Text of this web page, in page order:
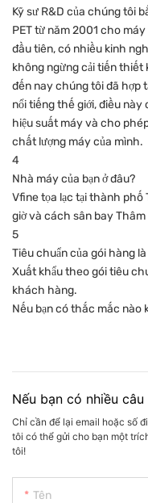
Kỹ sư R&D của chúng tôi
PET từ năm 2001 cho
đầu tiên, có nhiều kinh
không ngừng cải tiến
đến nay chúng tôi đã hợp
nổi tiếng thế giới, điều
hiệu suất máy và cho
chất lượng máy của mình.
4
Nhà máy của bạn ở đâu?
Vfine tọa lạc tại thành phố
giờ và cách sân bay Thâm
5
Tiêu chuẩn của gói hàng là
Xuất khẩu theo gói tiêu
khách hàng.
Nếu bạn có thắc mắc nào
Nếu bạn có nhiều
Chỉ cần để lại email hoặc số
tôi có thể gửi cho bạn một
tôi!
Tên